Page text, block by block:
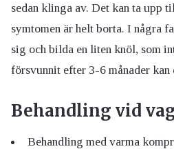
sedan klinga av. Det kan ta upp
symtomen är helt borta. I några
sig och bilda en liten knöl, som
försvunnit efter 3-6 månader kan
Behandling vid
Behandling med varma